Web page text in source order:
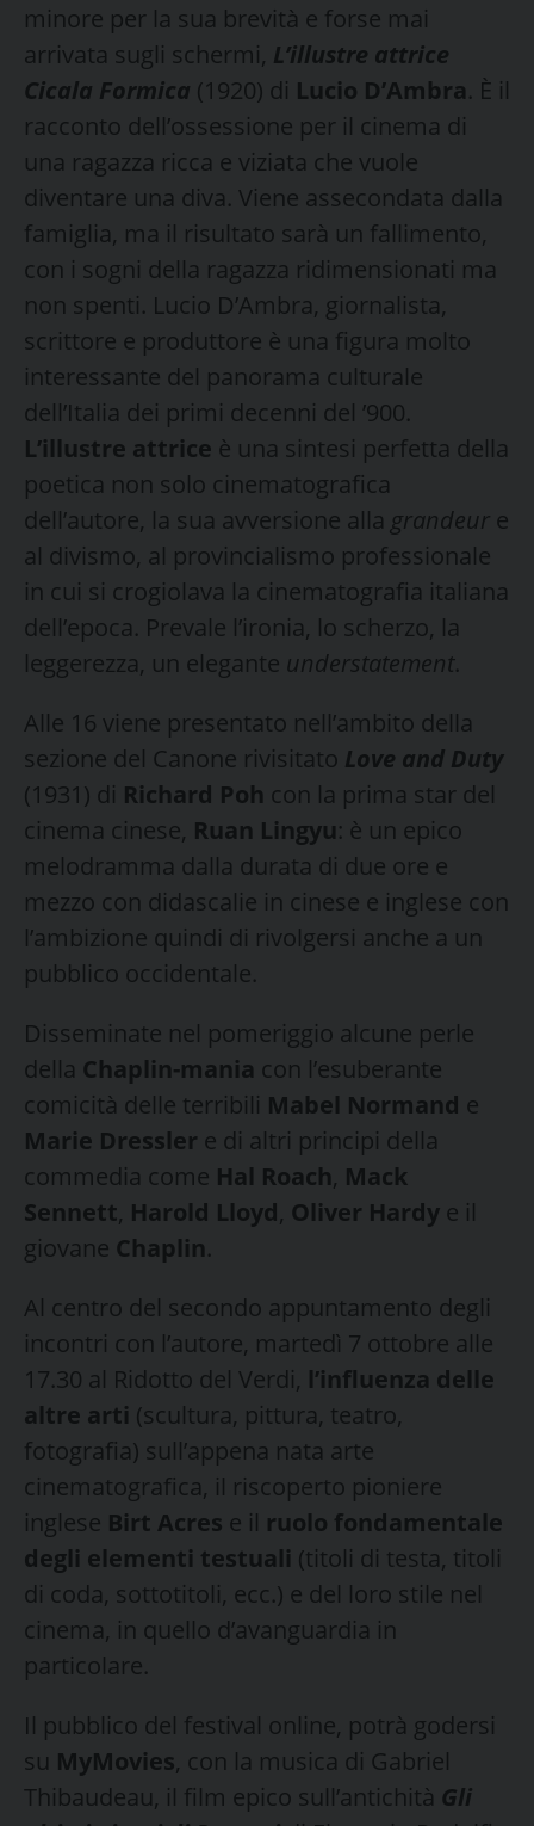
minore per la sua brevità e forse mai
arrivata sugli schermi, L’illustre attrice
Cicala Formica (1920) di Lucio D’Ambra. È il
racconto dell’ossessione per il cinema di
una ragazza ricca e viziata che vuole
diventare una diva. Viene assecondata dalla
famiglia, ma il risultato sarà un fallimento,
con i sogni della ragazza ridimensionati ma
non spenti. Lucio D’Ambra, giornalista,
scrittore e produttore è una figura molto
interessante del panorama culturale
dell’Italia dei primi decenni del ’900.
L’illustre attrice è una sintesi perfetta della
poetica non solo cinematografica
dell’autore, la sua avversione alla grandeur e
al divismo, al provincialismo professionale
in cui si crogiolava la cinematografia italiana
dell’epoca. Prevale l’ironia, lo scherzo, la
leggerezza, un elegante understatement.
Alle 16 viene presentato nell’ambito della
sezione del Canone rivisitato Love and Duty
(1931) di Richard Poh con la prima star del
cinema cinese, Ruan Lingyu: è un epico
melodramma dalla durata di due ore e
mezzo con didascalie in cinese e inglese con
l’ambizione quindi di rivolgersi anche a un
pubblico occidentale.
Disseminate nel pomeriggio alcune perle
della Chaplin-mania con l’esuberante
comicità delle terribili Mabel Normand e
Marie Dressler e di altri principi della
commedia come Hal Roach, Mack
Sennett, Harold Lloyd, Oliver Hardy e il
giovane Chaplin.
Al centro del secondo appuntamento degli
incontri con l’autore, martedì 7 ottobre alle
17.30 al Ridotto del Verdi, l’influenza delle
altre arti (scultura, pittura, teatro,
fotografia) sull’appena nata arte
cinematografica, il riscoperto pioniere
inglese Birt Acres e il ruolo fondamentale
degli elementi testuali (titoli di testa, titoli
di coda, sottotitoli, ecc.) e del loro stile nel
cinema, in quello d’avanguardia in
particolare.
Il pubblico del festival online, potrà godersi
su MyMovies, con la musica di Gabriel
Thibaudeau, il film epico sull’antichità Gli